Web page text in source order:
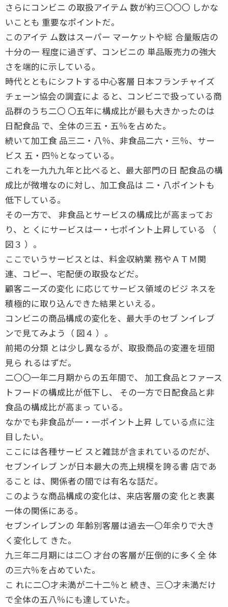
さらにコンビニ の取扱アイテム 数が約三〇〇〇 しかな
いことも 重要なポイントだ。
このアイテ ム数はスーパー マーケットや総 合量販店の
十分の一 程度に過ぎず、コンビニの 単品販売力の強大
さを端的に示している。
時代とともにシフトする中心客層 日本フランチャイズ
チェーン協会の調査によ ると、コンビニで扱っている商
品群のうち二〇 〇五年に構成比が最も大きかったのは
日配食品 で、全体の三五・五％を占めた。
続いて加工食 品三二・八％、非食品二六・三％、サー
ビス 五・四％となっている。
これを一九九九年と比べると、最大部門の日 配食品の構
成比が微増なのに対し、加工食品は 二・八ポイントも
低下している。
その一方で、 非食品とサービスの構成比が高まってお
り、と くにサービスは一・七ポイント上昇している （
図３ ）。
ここでいうサービスとは、料金収納業 務やＡＴＭ関
連、コピー、宅配便の取扱などだ。
顧客ニーズの変化 に応じてサービス領域のビジ ネスを
積極的に取り込んできた結果といえる。
コンビニの商品構成の変化を、最大手のセブ ンイレブ
ンで見てみよう（ 図４ ）。
前掲の分類 とは少し異なるが、取扱商品の変遷を垣間
見ら れるはずだ。
二〇〇一年二月期からの五年間で、 加工食品とファース
トフードの構成比が低下し、 その一方で日配食品と非
食品の構成比が高まっ ている。
なかでも非食品が一・一ポイント上昇 している点に注
目したい。
ここには各種サービ スと雑誌が含まれているのだが、
セブンイレブ ンが日本最大の売上規模を誇る書 店であ
ること は、関係者の間では有名な話だ。
このような商品構成の変化は、来店客層の変 化と表裏
一体の関係にある。
セブンイレブンの 年齢別客層は過去一〇年余りで大き
く変化して きた。
九三年二月期には二〇 才台の客層が圧倒的に多く全 体
の三六％を占めていた。
こ れに二〇才未満が二十二％と 続き、三〇才未満だけ
で全体の五八％にも達していた。